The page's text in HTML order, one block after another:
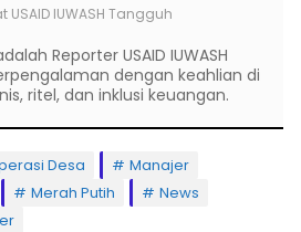
USAID IUWASH Tangguh
Reporter USAID IUWASH
dengan keahlian di
ritel, dan inklusi keuangan.
Desa
Manajer
Merah Putih
News